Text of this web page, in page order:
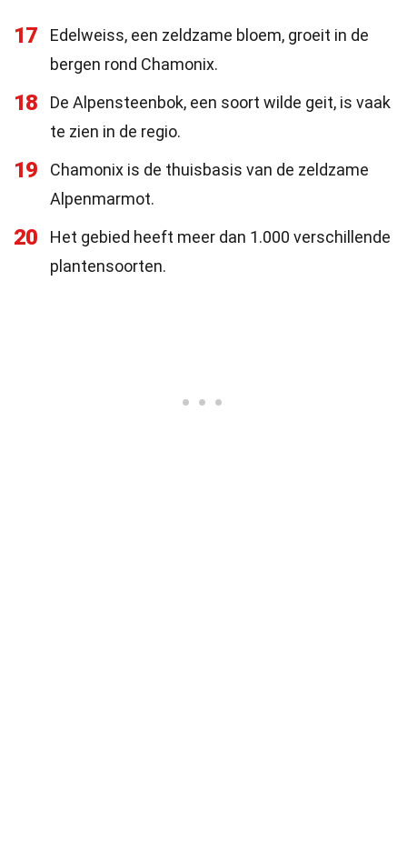
17
Edelweiss, een zeldzame bloem, groeit in de
bergen rond Chamonix.
18
De Alpensteenbok, een soort wilde geit, is vaak
te zien in de regio.
19
Chamonix is de thuisbasis van de zeldzame
Alpenmarmot.
20
Het gebied heeft meer dan 1.000 verschillende
plantensoorten.